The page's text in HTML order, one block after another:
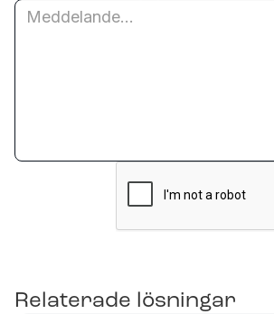
Relaterade lösningar